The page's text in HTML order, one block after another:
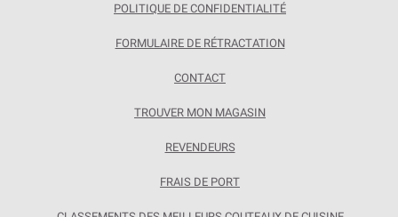
POLITIQUE DE CONFIDENTIALITÉ
FORMULAIRE DE RÉTRACTATION
CONTACT
TROUVER MON MAGASIN
REVENDEURS
FRAIS DE PORT